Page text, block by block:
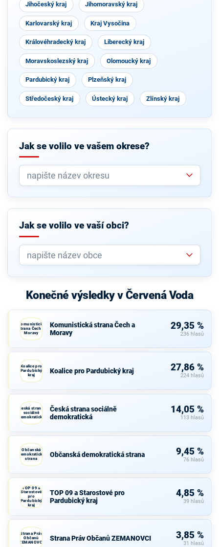
Jihočeský kraj Jihomoravský kraj
Karlovarský kraj Kraj Vysočina
Královéhradecký kraj Liberecký kraj
Moravskoslezský kraj Olomoucký kraj
Pardubický kraj Plzeňský kraj
Středočeský kraj Ústecký kraj Zlínský kraj
Jak se volilo ve vašem okrese?
Jak se volilo ve vaší obci?
Konečné výsledky v Červená Voda
Komunistická
strana Čech a
Moravy
Komunistická strana Čech a
Moravy
29,35 %
236 hlasů
Koalice pro
Pardubický
kraj
Koalice pro Pardubický kraj 27,86 %
224 hlasů
Česká strana
sociálně
demokratická
Česká strana sociálně
demokratická
14,05 %
113 hlasů
Občanská
demokratická
strana
Občanská demokratická strana 9,45 %
76 hlasů
TOP 09 a
Starostové
pro
Pardubický
kraj
TOP 09 a Starostové pro
Pardubický kraj
4,85 %
39 hlasů
Strana Práv
Občanů
ZEMANOVCI
Strana Práv Občanů ZEMANOVCI 3,85 %
31 hlasů